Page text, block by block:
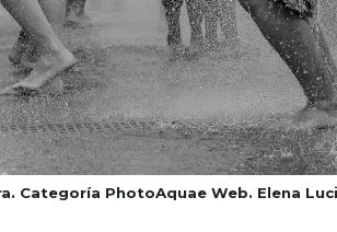
Categoría PhotoAquae Web. Elena